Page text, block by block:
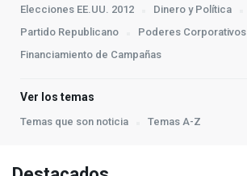
Elecciones EE.UU. 2012
Dinero y Política
Partido Republicano
Poderes Corporativos
Financiamiento de Campañas
Ver los temas
Temas que son noticia Temas A-Z